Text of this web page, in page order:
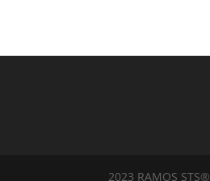
2023 RAMOS STS®